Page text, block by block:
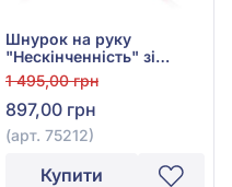
Шнурок на руку
"Нескінченність" зі
срібла 925° з Червоним
Текстилем, арт. 75212
1 495,00 грн
897,00 грн
(арт. 75212)
Купити